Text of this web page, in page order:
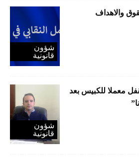
شؤون
قانونية
والاهداف
شؤون
قانونية
معملا للكبيس بعد